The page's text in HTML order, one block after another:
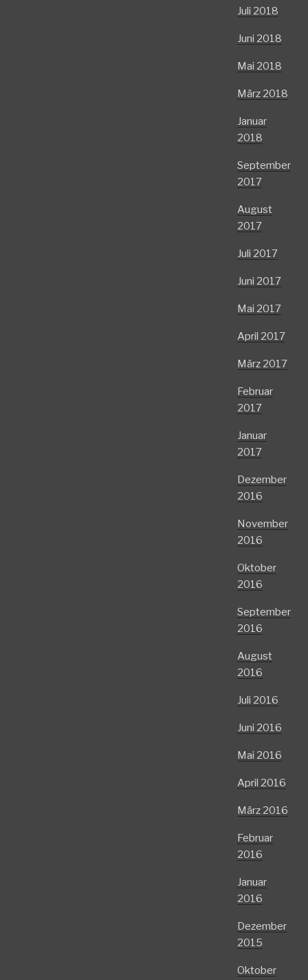
Juli 2018
Juni 2018
Mai 2018
März 2018
Januar
2018
September
2017
August
2017
Juli 2017
Juni 2017
Mai 2017
April 2017
März 2017
Februar
2017
Januar
2017
Dezember
2016
November
2016
Oktober
2016
September
2016
August
2016
Juli 2016
Juni 2016
Mai 2016
April 2016
März 2016
Februar
2016
Januar
2016
Dezember
2015
Oktober